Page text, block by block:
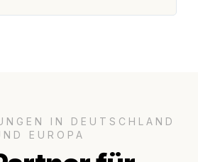
IN DEUTSCHLAND
EUROPA